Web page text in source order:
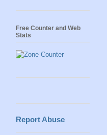
Free Counter and Web
Stats
Report Abuse